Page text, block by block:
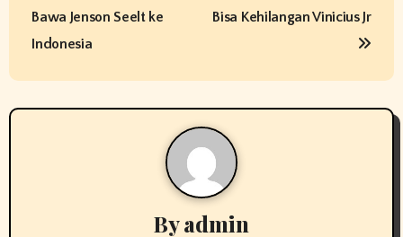
t
n
Bawa Jenson Seelt ke
Indonesia
Bisa Kehilangan Vinicius Jr
Byadmin